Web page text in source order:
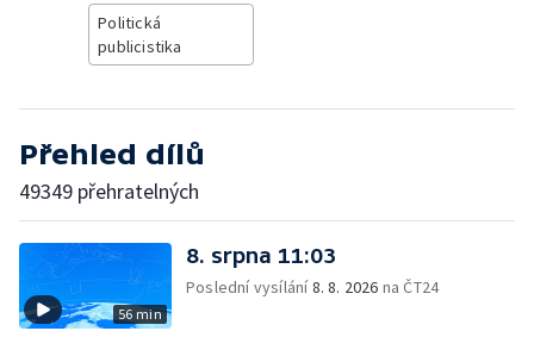
Politická
publicistika
Přehled dílů
49349 přehratelných
56 min
8. srpna 11:03
Poslední vysílání8. 8. 2026 na ČT24